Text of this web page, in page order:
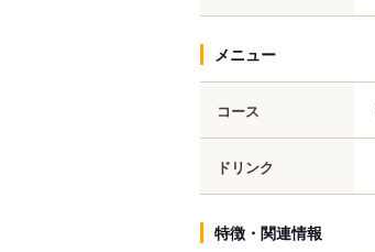
メニュー
コース
ドリンク
特徴・関連情報